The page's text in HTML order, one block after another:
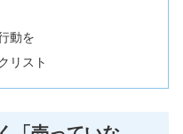
動を
リスト